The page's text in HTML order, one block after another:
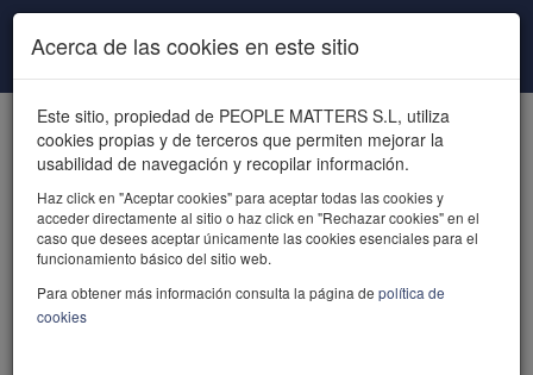
Pasar al contenido principal
powered by talent
Acerca de las cookies en este sitio
Este sitio, propiedad de PEOPLE MATTERS S.L, utiliza
cookies propias y de terceros que permiten mejorar la
usabilidad de navegación y recopilar información.
Haz click en "Aceptar cookies" para aceptar todas las cookies y
acceder directamente al sitio o haz click en "Rechazar cookies" en el
caso que desees aceptar únicamente las cookies esenciales para el
funcionamiento básico del sitio web.
Para obtener más información consulta la página de política de
cookies